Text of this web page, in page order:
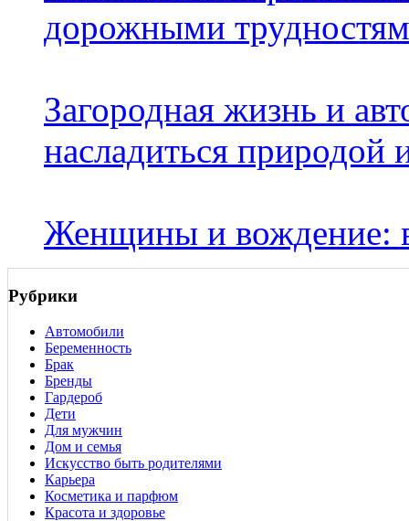
дорожными
Загородная жизнь и
насладиться природой
Женщины и вождение:
Рубрики
Автомобили
Беременность
Брак
Бренды
Гардероб
Дети
Для мужчин
Дом и семья
Искусство быть родителями
Карьера
Косметика и парфюм
Красота и здоровье